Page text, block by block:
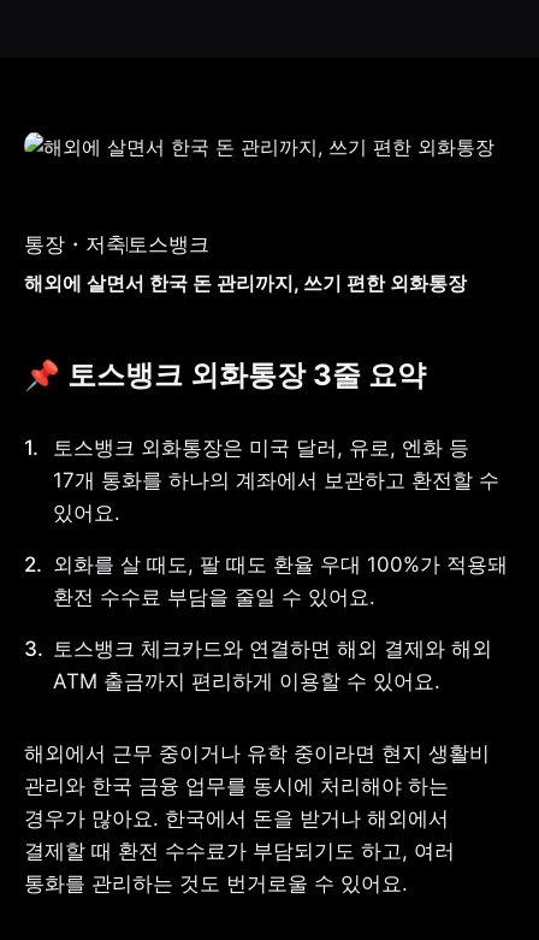
주소 : 06133 서울특별시 강남구
대표 : 이은미
고객센터
전화 : 1661-7654(24시간 연중무휴)
해외전화 : +82-2-6975-9000
이메일 : help@tossbank.com
통장・저축 토스뱅크
해외에 살면서 한국 돈 관리까지, 쓰기 편한 외화통장
📌 토스뱅크 외화통장 3줄 요약
토스뱅크 외화통장은 미국 달러, 유로, 엔화 등
17개 통화를 하나의 계좌에서 보관하고 환전할 수
있어요.
외화를 살 때도, 팔 때도 환율 우대 100%가 적용돼
환전 수수료 부담을 줄일 수 있어요.
토스뱅크 체크카드와 연결하면 해외 결제와 해외
ATM 출금까지 편리하게 이용할 수 있어요.
해외에서 근무 중이거나 유학 중이라면 현지 생활비
관리와 한국 금융 업무를 동시에 처리해야 하는
경우가 많아요. 한국에서 돈을 받거나 해외에서
결제할 때 환전 수수료가 부담되기도 하고, 여러
통화를 관리하는 것도 번거로울 수 있어요.